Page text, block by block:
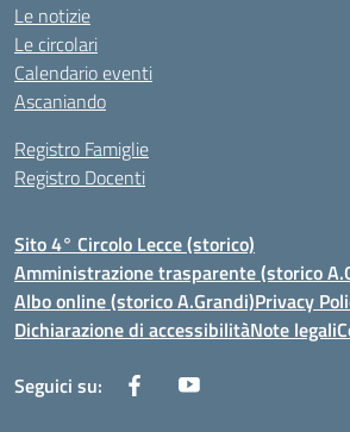
Le notizie
Le circolari
Calendario eventi
Ascaniando
Registro Famiglie
Registro Docenti
Sito 4° Circolo Lecce (storico)
Amministrazione trasparente (storico
Albo online (storico A.Grandi)Privacy
Dichiarazione di accessibilitàNote legali
Seguici su: